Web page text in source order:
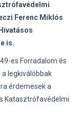
Ferenc Miklós
is.
es Forradalom és
legkiválóbbak
érdemesek a
Katasztrófavédelmi